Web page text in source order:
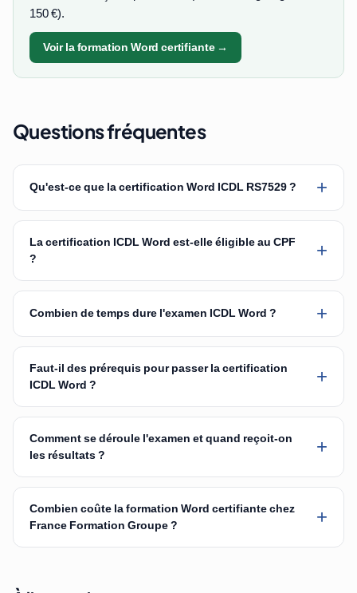
150 €).
Voir la formation Word certifiante →
Questions fréquentes
Qu'est-ce que la certification Word ICDL RS7529 ? +
La certification ICDL Word est-elle éligible au CPF
?
+
Combien de temps dure l'examen ICDL Word ? +
Faut-il des prérequis pour passer la certification
ICDL Word ?
+
Comment se déroule l'examen et quand reçoit-on
les résultats ?
+
Combien coûte la formation Word certifiante chez
France Formation Groupe ?
+